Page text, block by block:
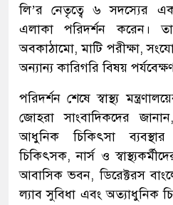
লি’র নেতৃত্বে ৬ সদস্যের
এলাকা পরিদর্শন করেন।
অবকাঠামো, মাটি পরীক্ষা,
অন্যান্য কারিগরি বিষয়
পরিদর্শন শেষে স্বাস্থ্য
জোহরা সাংবাদিকদের
আধুনিক চিকিৎসা
চিকিৎসক, নার্স ও
আবাসিক ভবন, ডিরেক্টরস
ল্যাব সুবিধা এবং অত্যাধুনিক